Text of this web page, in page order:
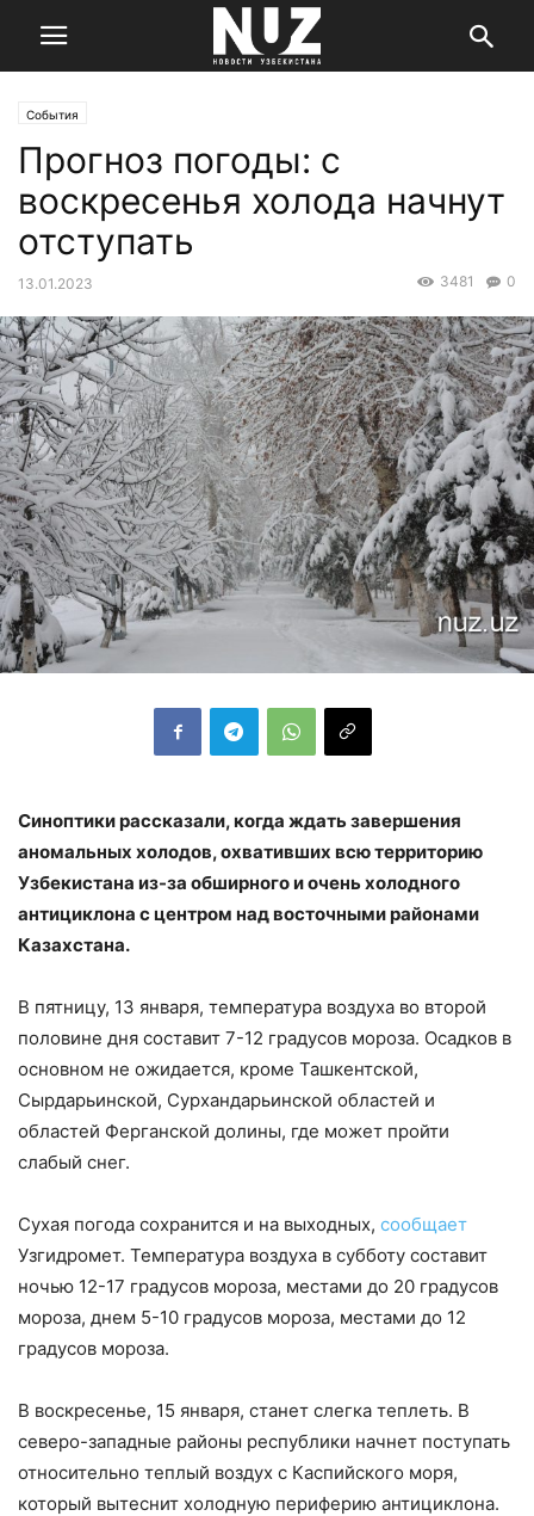
События
Прогноз погоды: с
воскресенья холода начнут
отступать
13.01.2023 0
3481
Синоптики рассказали, когда ждать завершения
аномальных холодов, охвативших всю территорию
Узбекистана из-за обширного и очень холодного
антициклона с центром над восточными районами
Казахстана.
В пятницу, 13 января, температура воздуха во второй
половине дня составит 7-12 градусов мороза. Осадков в
основном не ожидается, кроме Ташкентской,
Сырдарьинской, Сурхандарьинской областей и
областей Ферганской долины, где может пройти
слабый снег.
Сухая погода сохранится и на выходных, сообщает
Узгидромет. Температура воздуха в субботу составит
ночью 12-17 градусов мороза, местами до 20 градусов
мороза, днем 5-10 градусов мороза, местами до 12
градусов мороза.
В воскресенье, 15 января, станет слегка теплеть. В
северо-западные районы республики начнет поступать
относительно теплый воздух с Каспийского моря,
который вытеснит холодную периферию антициклона.